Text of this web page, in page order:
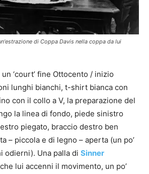
di Coppa Davis nella coppa da lui
un ‘court’ fine Ottocento / inizio
lunghi bianchi, t-shirt bianca con
con il collo a V, la preparazione del
la linea di fondo, piede sinistro
piegato, braccio destro ben
– piccola e di legno – aperta (un po’
odierni). Una palla di Sinner
lui accenni il movimento, un po’